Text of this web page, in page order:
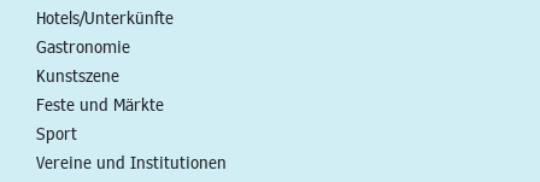
Hotels/Unterkünfte
Gastronomie
Kunstszene
Feste und Märkte
Sport
Vereine und Institutionen